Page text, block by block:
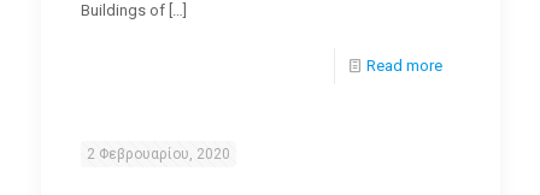
Buildings of[…]
Read more
2 Φεβρουαρίου, 2020